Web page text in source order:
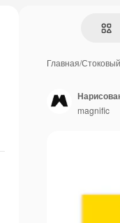
Главная/Стоковый
magnific